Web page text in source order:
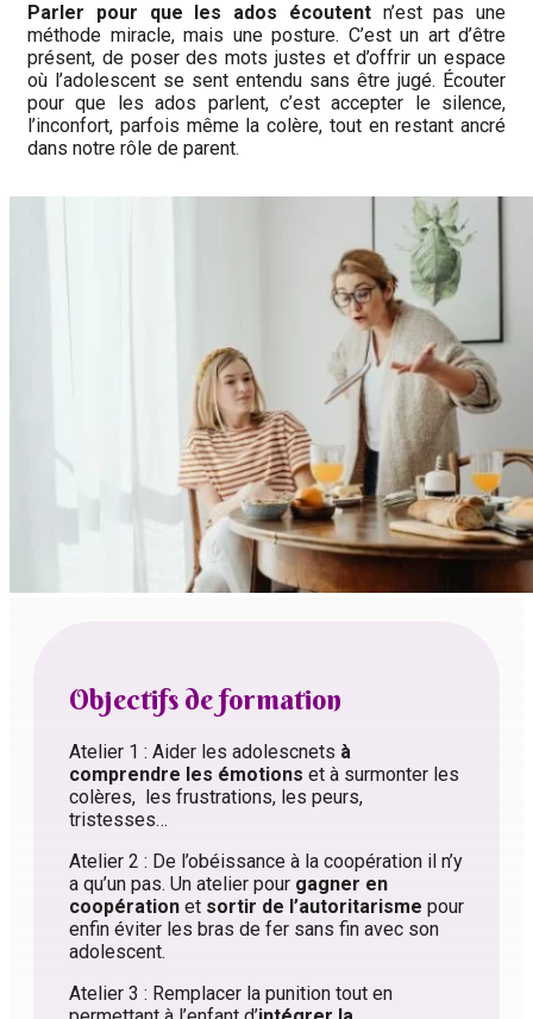
Parler pour que les ados écoutentn’est pas une
méthode miracle, mais une posture. C’est un art d’être
présent, de poser des mots justes et d’offrir un espace
où l’adolescent se sent entendu sans être jugé. Écouter
pour que les ados parlent, c’est accepter le silence,
l’inconfort, parfois même la colère, tout en restant ancré
dans notre rôle de parent.
Objectifs de formation
Atelier 1 : Aider les adolescnets à
comprendre les émotions et à surmonter les
colères, les frustrations, les peurs,
tristesses…
Atelier 2 : De l’obéissance à la coopération il n’y
a qu’un pas. Un atelier pour gagner en
coopération et sortir de l’autoritarisme pour
enfin éviter les bras de fer sans fin avec son
adolescent.
Atelier 3 : Remplacer la punition tout en